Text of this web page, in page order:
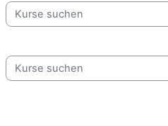
Kurse suchen